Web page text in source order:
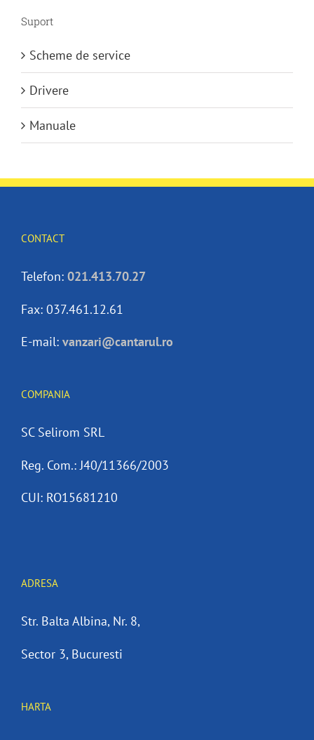
Suport
Scheme de service
Drivere
Manuale
CONTACT
Telefon: 021.413.70.27
Fax: 037.461.12.61
E-mail: vanzari@cantarul.ro
COMPANIA
SC Selirom SRL
Reg. Com.: J40/11366/2003
CUI: RO15681210
ADRESA
Str. Balta Albina, Nr. 8,
Sector 3, Bucuresti
HARTA